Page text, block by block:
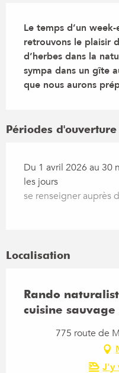
Le temps d’un
retrouvons le plaisir
d’herbes dans la
sympa dans un gîte
que nous aurons
Périodes d'ouverture
Du 1 avril 2026 au 30
les jours
se renseigner auprès
Localisation
Rando
cuisine
775 route de
J'y